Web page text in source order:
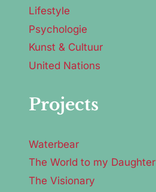
Lifestyle
Psychologie
Kunst & Cultuur
United Nations
Projects
Waterbear
The World to my Daughter
The Visionary